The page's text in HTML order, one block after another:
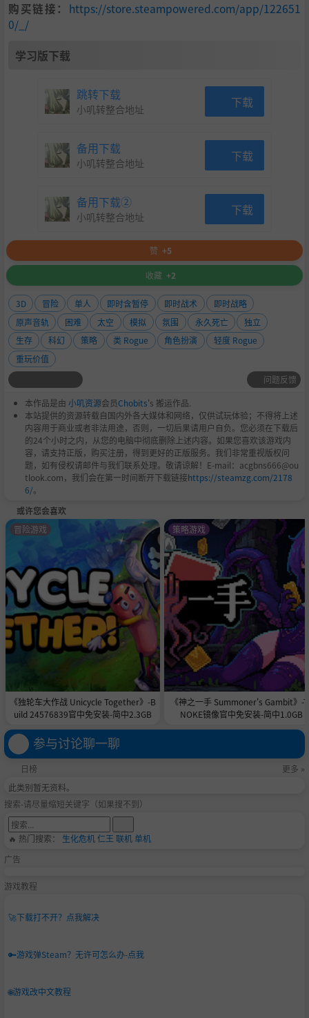
购买链接： https://store.steampowered.com/app/122651
0/_/
学习版下载
跳转下载
小叽转整合地址 下载
备用下载
小叽转整合地址 下载
备用下载②
小叽转整合地址 下载
赞 +5
收藏 +2
3D 冒险 单人 即时含暂停 即时战术
即时战略
原声音轨
困难 太空 模拟 氛围 永久死亡
独立
生存
科幻 策略 类 Rogue 角色扮演
轻度 Rogue
重玩价值
问题反馈
本作品是由 小叽资源会员Chobits's 搬运作品.
本站提供的资源转载自国内外各大媒体和网络，仅供试玩体验；不得将上述
内容用于商业或者非法用途，否则，一切后果请用户自负。您必须在下载后
的24个小时之内，从您的电脑中彻底删除上述内容。如果您喜欢该游戏内
容，请支持正版，购买注册，得到更好的正版服务。我们非常重视版权问
题，如有侵权请邮件与我们联系处理。敬请谅解！E-mail：acgbns666@ou
tlook.com，我们会在第一时间断开下载链接https://steamzg.com/2178
6/。
或许您会喜欢
《独轮车大作战 Unicycle Together》-B
uild 24576839官中免安装-简中2.3GB
冒险游戏
《神之一手 Summoner's Gambit》-
NOKE镜像官中免安装-简中1.0GB
策略游戏
参与讨论聊一聊
日榜
更多 »
此类别暂无资料。
搜索-请尽量缩短关键字（如果搜不到）
🔥 热门搜索： 生化危机仁王联机单机
广告
游戏教程
🚀下载打不开？点我解决
🔑游戏弹Steam？无许可怎么办-点我
🌐游戏改中文教程